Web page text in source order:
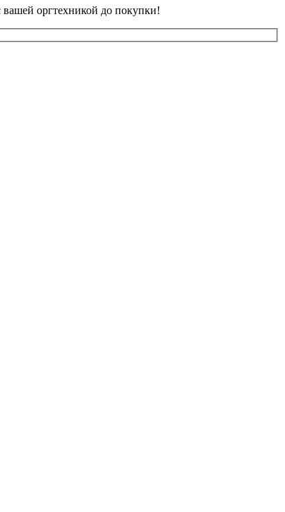
оргтехникой до покупки!